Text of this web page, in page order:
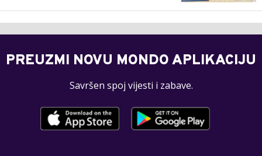
PREUZMI NOVU MONDO APLIKACIJU
Savršen spoj vijesti i zabave.